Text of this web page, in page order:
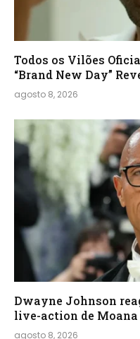
Todos os Vilões
“Brand New Day”
agosto 8, 2026
Dwayne Johnson
live-action de Moana
agosto 8, 2026